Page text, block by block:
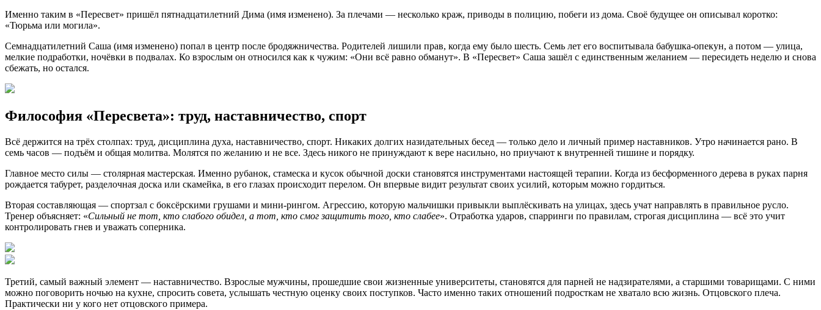
Именно таким в «Пересвет» пришёл пятнадцатилетний Дима (имя изменено). За плечами — несколько краж, приводы в полицию, побеги из дома. Своё будущее он описывал коротко:
«Тюрьма или могила».
Семнадцатилетний Саша (имя изменено) попал в центр после бродяжничества. Родителей лишили прав, когда ему было шесть. Семь лет его воспитывала бабушка‑опекун, а потом — улица,
мелкие подработки, ночёвки в подвалах. Ко взрослым он относился как к чужим: «Они всё равно обманут». В «Пересвет» Саша зашёл с единственным желанием — пересидеть неделю и снова
сбежать, но остался.
Философия «Пересвета»: труд, наставничество, спорт
Всё держится на трёх столпах: труд, дисциплина духа, наставничество, спорт. Никаких долгих назидательных бесед — только дело и личный пример наставников. Утро начинается рано. В
семь часов — подъём и общая молитва. Молятся по желанию и не все. Здесь никого не принуждают к вере насильно, но приучают к внутренней тишине и порядку.
Главное место силы — столярная мастерская. Именно рубанок, стамеска и кусок обычной доски становятся инструментами настоящей терапии. Когда из бесформенного дерева в руках парня
рождается табурет, разделочная доска или скамейка, в его глазах происходит перелом. Он впервые видит результат своих усилий, которым можно гордиться.
Вторая составляющая — спортзал с боксёрскими грушами и мини‑рингом. Агрессию, которую мальчишки привыкли выплёскивать на улицах, здесь учат направлять в правильное русло.
Тренер объясняет: «Сильный не тот кто слабого обидел а тот кто смог защитить того, кто слабее». Отработка ударов, спарринги по правилам, строгая дисциплина — всё это учит
контролировать гнев и уважать соперника.
Третий, самый важный элемент — наставничество. Взрослые мужчины, прошедшие свои жизненные университеты, становятся для парней не надзирателями, а старшими товарищами. С ними
можно поговорить ночью на кухне, спросить совета, услышать честную оценку своих поступков. Часто именно таких отношений подросткам не хватало всю жизнь. Отцовского плеча.
Практически ни у кого нет отцовского примера.